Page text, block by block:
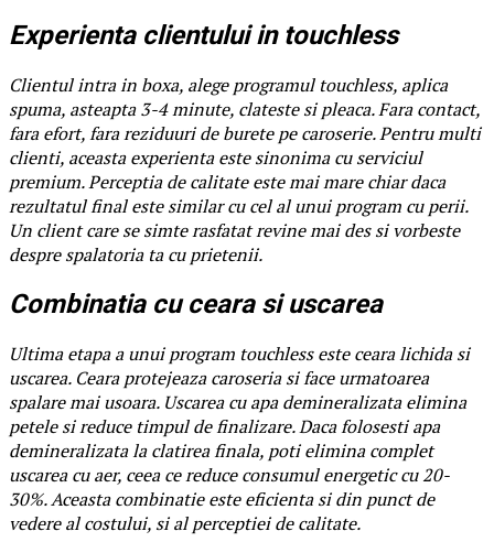
Experienta clientului in touchless
Clientul intra in boxa, alege programul touchless, aplica
spuma, asteapta 3-4 minute, clateste si pleaca. Fara contact,
fara efort, fara reziduuri de burete pe caroserie. Pentru multi
clienti, aceasta experienta este sinonima cu serviciul
premium. Perceptia de calitate este mai mare chiar daca
rezultatul final este similar cu cel al unui program cu perii.
Un client care se simte rasfatat revine mai des si vorbeste
despre spalatoria ta cu prietenii.
Combinatia cu ceara si uscarea
Ultima etapa a unui program touchless este ceara lichida si
uscarea. Ceara protejeaza caroseria si face urmatoarea
spalare mai usoara. Uscarea cu apa demineralizata elimina
petele si reduce timpul de finalizare. Daca folosesti apa
demineralizata la clatirea finala, poti elimina complet
uscarea cu aer, ceea ce reduce consumul energetic cu 20-
30%. Aceasta combinatie este eficienta si din punct de
vedere al costului, si al perceptiei de calitate.